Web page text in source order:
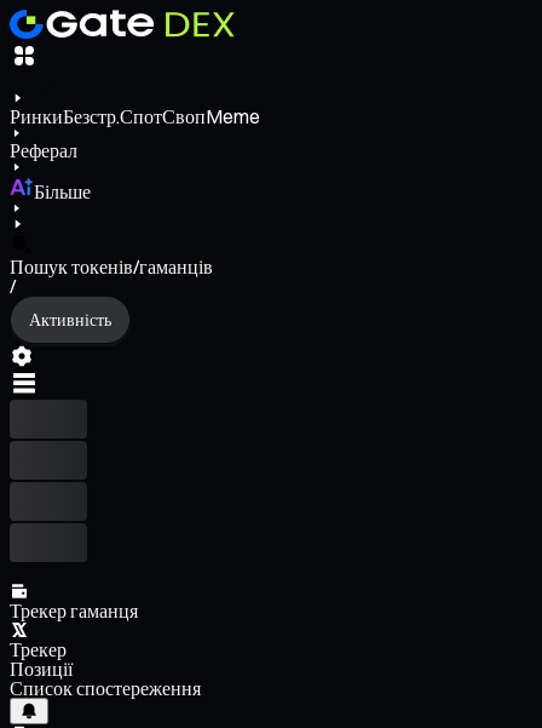
РинкиБезстр.СпотСвопMeme
Реферал
Більше
Пошук токенів/гаманців
/
Активність
Трекер гаманця
Трекер
Позиції
Список спостереження